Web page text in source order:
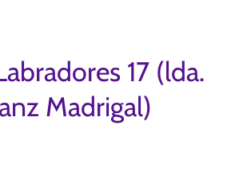
17 (lda.
Madrigal)